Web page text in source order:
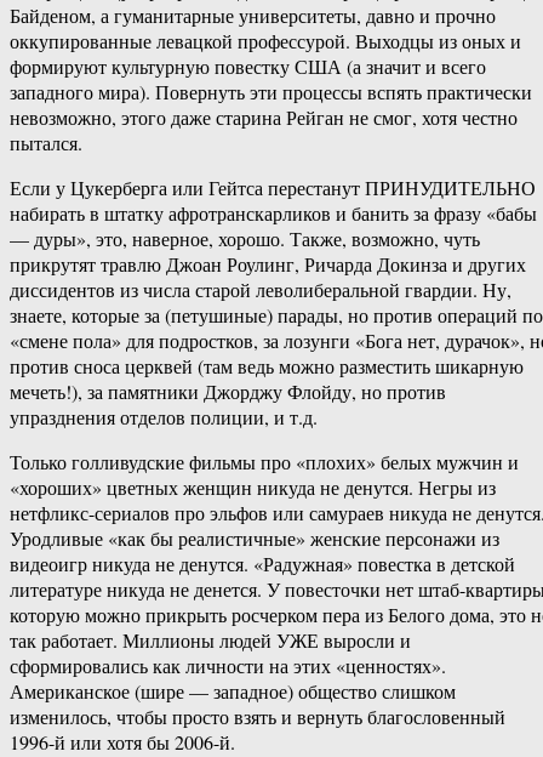
Байденом, а гуманитарные университеты, давно и прочно
оккупированные левацкой профессурой. Выходцы из оных и
формируют культурную повестку США (а значит и всего
западного мира). Повернуть эти процессы вспять практически
невозможно, этого даже старина Рейган не смог, хотя честно
пытался.
Если у Цукерберга или Гейтса перестанут ПРИНУДИТЕЛЬНО
набирать в штатку афротранскарликов и банить за фразу «бабы
— дуры», это, наверное, хорошо. Также, возможно, чуть
прикрутят травлю Джоан Роулинг, Ричарда Докинза и других
диссидентов из числа старой леволиберальной гвардии. Ну,
знаете, которые за (петушиные) парады, но против операций по
«смене пола» для подростков, за лозунги «Бога нет, дурачок»,
против сноса церквей (там ведь можно разместить шикарную
мечеть!), за памятники Джорджу Флойду, но против
упразднения отделов полиции, и т.д.
Только голливудские фильмы про «плохих» белых мужчин и
«хороших» цветных женщин никуда не денутся. Негры из
нетфликс-сериалов про эльфов или самураев никуда не
Уродливые «как бы реалистичные» женские персонажи из
видеоигр никуда не денутся. «Радужная» повестка в детской
литературе никуда не денется. У повесточки нет штаб-
которую можно прикрыть росчерком пера из Белого дома, это
так работает. Миллионы людей УЖЕ выросли и
сформировались как личности на этих «ценностях».
Американское (шире — западное) общество слишком
изменилось, чтобы просто взять и вернуть благословенный
1996-й или хотя бы 2006-й.